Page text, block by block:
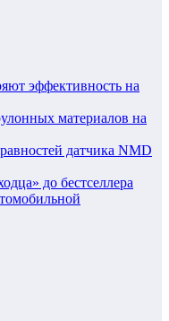
эффективность на
материалов на
датчика NMD
до бестселлера